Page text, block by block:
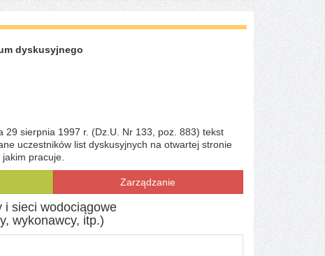
dyskusyjnego
sierpnia 1997 r. (Dz.U. Nr 133, poz. 883) tekst
uczestników list dyskusyjnych na otwartej stronie
pracuje.
Zarządzanie
i sieci wodociągowe
wykonawcy, itp.)